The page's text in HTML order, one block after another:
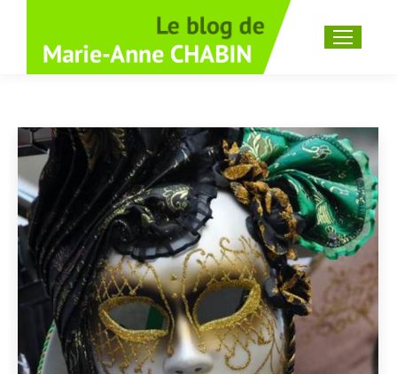
Recherche